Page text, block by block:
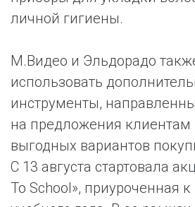
личной гигиены.
М.Видео и Эльдорадо
использовать
инструменты,
на предложения клиентам
выгодных вариантов
С 13 августа стартовала
To School», приуроченная